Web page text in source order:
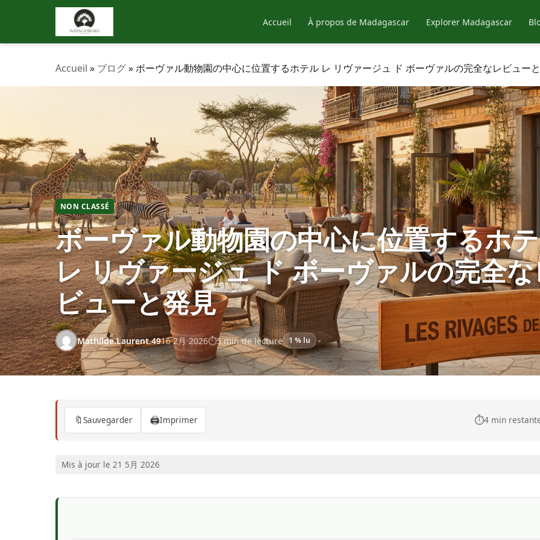
Accueil À propos de Madagascar Explorer Madagascar
Accueil » ブログ»ボーヴァル動物園の中心に位置するホテル レ リヴァージュ ド ボーヴァルの完全なレビュー
NON CLASSÉ
ボーヴァル動物園の中心に位置するホ
レ リヴァージュ ド ボーヴァルの完全
ビューと発見
Mathilde.Laurent.4916 2月 2026 5 min de lecture 1 % lu
🔖 Sauvegarder 🖨️Imprimer ⏱️4 min
Mis à jour le 21 5月 2026